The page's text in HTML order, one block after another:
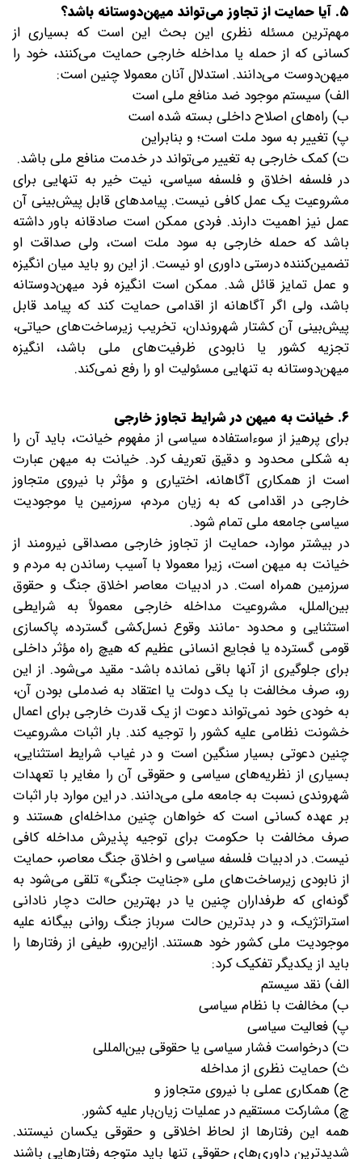
۵. آیا حمایت از تجاوز می‌تواند میهن‌دوستانه باشد؟
مهم‌ترین مسئله نظری این بحث این است که بسیاری از
کسانی که از حمله یا مداخله خارجی حمایت می‌کنند، خود را
میهن‌دوست می‌دانند. استدلال آنان معمولا چنین است:
الف) سیستم موجود ضد منافع ملی است
ب) راه‌های اصلاح داخلی بسته شده است
پ) تغییر به سود ملت است؛ و بنابراین
ت) کمک خارجی به تغییر می‌تواند در خدمت منافع ملی باشد.
در فلسفه اخلاق و فلسفه سیاسی، نیت خیر به تنهایی برای
مشروعیت یک عمل کافی نیست. پیامدهای قابل پیش‌بینی آن
عمل نیز اهمیت دارند. فردی ممکن است صادقانه باور داشته
باشد که حمله خارجی به سود ملت است، ولی صداقت او
تضمین‌کننده درستی داوری او نیست. از این رو باید میان انگیزه
و عمل تمایز قائل شد. ممکن است انگیزه فرد میهن‌دوستانه
باشد، ولی اگر آگاهانه از اقدامی حمایت کند که پیامد قابل
پیش‌بینی آن کشتار شهروندان، تخریب زیرساخت‌های حیاتی،
تجزیه کشور یا نابودی ظرفیت‌های ملی باشد، انگیزه
میهن‌دوستانه به تنهایی مسئولیت او را رفع نمی‌کند.
۶. خیانت به میهن در شرایط تجاوز خارجی
برای پرهیز از سوءاستفاده سیاسی از مفهوم خیانت، باید آن را
به شکلی محدود و دقیق تعریف کرد. خیانت به میهن عبارت
است از همکاری آگاهانه، اختیاری و مؤثر با نیروی متجاوز
خارجی در اقدامی که به زیان مردم، سرزمین یا موجودیت
سیاسی جامعه ملی تمام شود.
در بیشتر موارد، حمایت از تجاوز خارجی مصداقی نیرومند از
خیانت به میهن است، زیرا معمولا با آسیب رساندن به مردم و
سرزمین همراه است. در ادبیات معاصر اخلاق جنگ و حقوق
بین‌الملل، مشروعیت مداخله خارجی معمولاً به شرایطی
استثنایی و محدود -مانند وقوع نسل‌کشی گسترده، پاکسازی
قومی گسترده یا فجایع انسانی عظیم که هیچ راه مؤثر داخلی
برای جلوگیری از آنها باقی نمانده باشد- مقید می‌شود. از این
رو، صرف مخالفت با یک دولت یا اعتقاد به ضدملی بودن آن،
به خودی خود نمی‌تواند دعوت از یک قدرت خارجی برای اعمال
خشونت نظامی علیه کشور را توجیه کند. بار اثبات مشروعیت
چنین دعوتی بسیار سنگین است و در غیاب شرایط استثنایی،
بسیاری از نظریه‌های سیاسی و حقوقی آن را مغایر با تعهدات
شهروندی نسبت به جامعه ملی می‌دانند. در این موارد بار اثبات
بر عهده کسانی است که خواهان چنین مداخله‌ای هستند و
صرف مخالفت با حکومت برای توجیه پذیرش مداخله کافی
نیست. در ادبیات فلسفه سیاسی و اخلاق جنگ معاصر، حمایت
از نابودی زیرساخت‌های ملی «جنایت جنگی» تلقی می‌شود به
گونه‌ای که طرفداران چنین یا در بهترین حالت دچار نادانی
استراتژیک، و در بدترین حالت سرباز جنگ روانی بیگانه علیه
موجودیت ملی کشور خود هستند. ازاین‌رو، طیفی از رفتارها را
باید از یکدیگر تفکیک کرد:
الف) نقد سیستم
ب) مخالفت با نظام سیاسی
پ) فعالیت سیاسی
ت) درخواست فشار سیاسی یا حقوقی بین‌المللی
ث) حمایت نظری از مداخله
ج) همکاری عملی با نیروی متجاوز و
چ) مشارکت مستقیم در عملیات زیان‌بار علیه کشور.
همه این رفتارها از لحاظ اخلاقی و حقوقی یکسان نیستند.
شدیدترین داوری‌های حقوقی تنها باید متوجه رفتارهایی باشند